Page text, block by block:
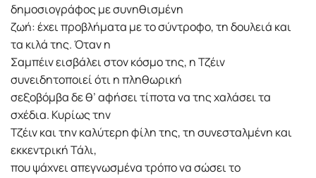
δημοσιογράφος με συνηθισμένη
ζωή: έχει προβλήματα με το σύντροφο, τη δουλειά και
τα κιλά της. Όταν η
Σαμπέιν εισβάλει στον κόσμο της, η Τζέιν
συνειδητοποιεί ότι η πληθωρική
σεξοβόμβα δε θ’ αφήσει τίποτα να της χαλάσει τα
σχέδια. Κυρίως την
Τζέιν και την καλύτερη φίλη της, τη συνεσταλμένη και
εκκεντρική Τάλι,
που ψάχνει απεγνωσμένα τρόπο να σώσει το